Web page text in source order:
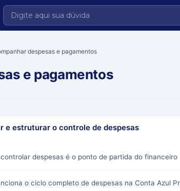
despesas e pagamentos
e pagamentos
e estruturar o controle de despesas
despesas é o ponto de partida do financeiro
o ciclo completo de despesas na Conta Azul